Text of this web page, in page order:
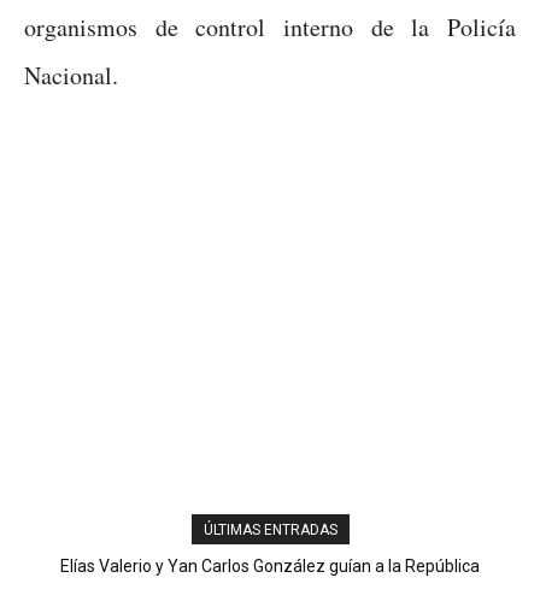
organismos de control interno de la Policía
Nacional.
ÚLTIMAS ENTRADAS
Elías Valerio y Yan Carlos González guían a la República
Ladrones cargan con más de RD$100 mil y equipos de un